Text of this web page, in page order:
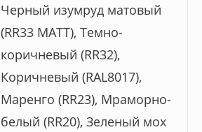
Черный изумруд матовый
(RR33 MATT), Темно-
коричневый (RR32),
Коричневый (RAL8017),
Маренго (RR23), Мраморно-
белый (RR20), Зеленый мох